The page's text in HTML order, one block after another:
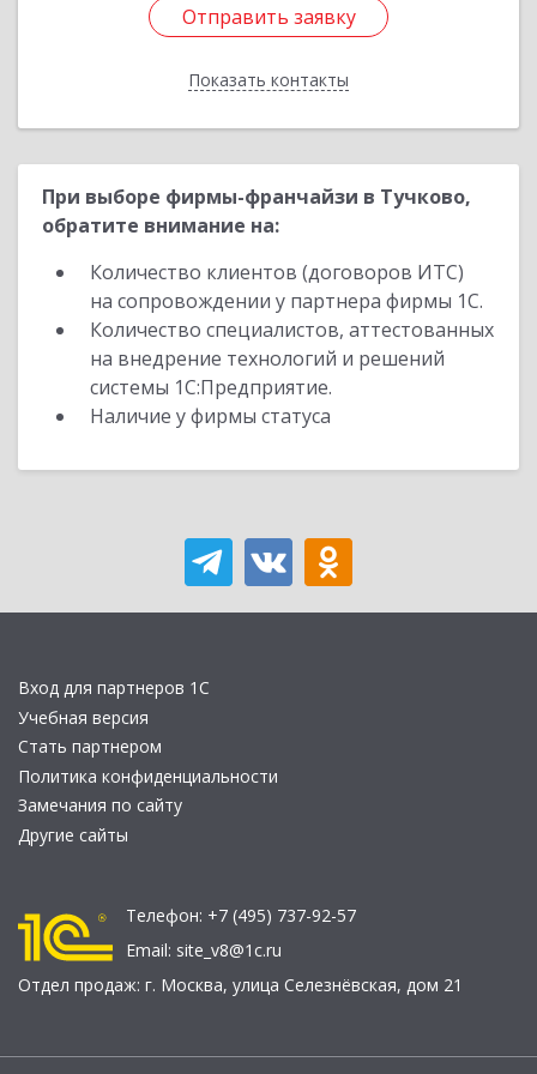
Отправить заявку
Показать контакты
Отправить заявку
Назад
При выборе фирмы-франчайзи в Тучково,
обратите внимание на:
Количество клиентов (договоров ИТС)
на сопровождении у партнера фирмы 1С.
Количество специалистов, аттестованных
на внедрение технологий и решений
системы 1С:Предприятие.
Наличие у фирмы статуса
Вход для партнеров 1С
Учебная версия
Стать партнером
Политика конфиденциальности
Замечания по сайту
Другие сайты
Телефон: +7 (495) 737-92-57
Email: site_v8@1c.ru
Отдел продаж: г. Москва, улица Селезнёвская, дом 21